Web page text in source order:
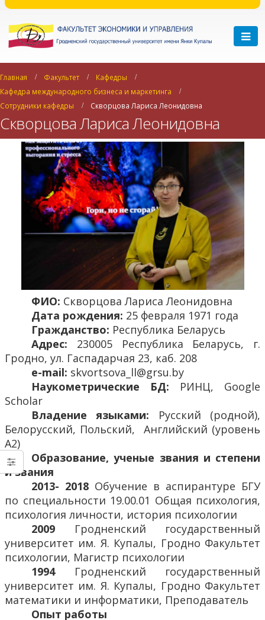
Главная Факультет
Кафедры
Кафедра международного бизнеса и маркетинга
Сотрудники кафедры
Скворцова Лариса Леонидовна
Скворцова Лариса Леонидовна
ФИО: Скворцова Лариса Леонидовна
Дата рождения: 25 февраля 1971 года
Гражданство: Республика Беларусь
Адрес: 230005 Республика Беларусь, г.
Гродно, ул. Гаспадарчая 23, каб. 208
e-mail: skvortsova_ll@grsu.by
Наукометрические БД: РИНЦ, Google
Scholar
Владение языками: Русский (родной),
Белорусский, Польский, Английский (уровень
А2)
Образование, ученые звания и степени
и звания
2013- 2018 Обучение в аспирантуре БГУ
по специальности 19.00.01 Общая психология,
психология личности, история психологии
2009 Гродненский государственный
университет им. Я. Купалы, Гродно Факультет
психологии, Магистр психологии
1994
Гродненский государственный
университет им. Я. Купалы, Гродно Факультет
математики и информатики, Преподаватель
Опыт работы